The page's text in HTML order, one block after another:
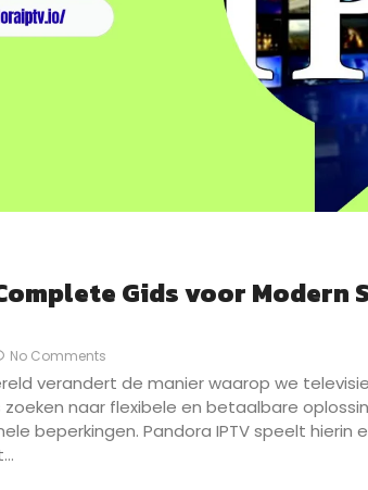
Gids voor Modern
No Comments
verandert de manier waarop we
naar flexibele en betaalbare
beperkingen. Pandora IPTV speelt hierin